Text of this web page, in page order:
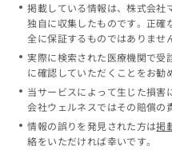
掲載している情報は、株式会社
独自に収集したものです。正確
全に保証するものではありません
実際に検索された医療機関で受
に確認していただくことをお勧
当サービスによって生じた損害
会社ウェルネスではその賠償の
情報の誤りを発見された方は掲
絡をいただければ幸いです。